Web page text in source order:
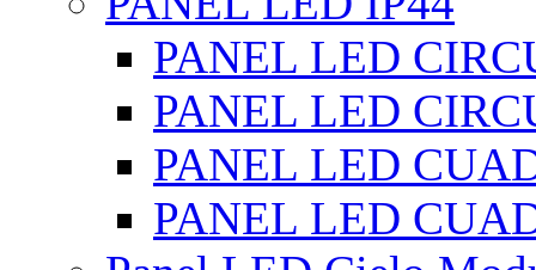
PANEL LED
PANEL LED
PANEL LED
PANEL LED